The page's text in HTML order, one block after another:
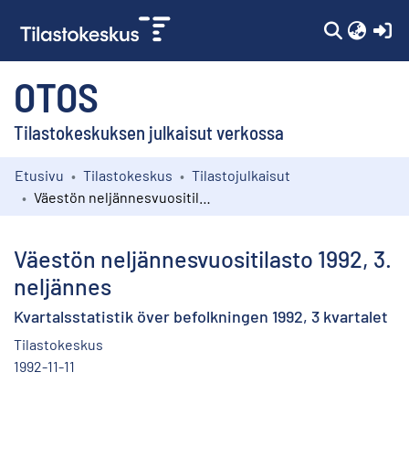
OTOS
Tilastokeskuksen julkaisut verkossa
Kokoelmat
Etusivu Tilastokeskus
Tilastojulkaisut
Väestön neljännesvuositilasto 1992, 3.
neljännes
Kvartalsstatistik över befolkningen 1992, 3 kvartalet
Tilastokeskus
1992-11-11